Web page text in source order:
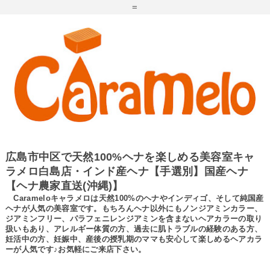
=
広島市中区で天然100%ヘナを楽しめる美容室キャ
ラメロ白島店・インド産ヘナ【手選別】国産ヘナ
【ヘナ農家直送(沖縄)】
Carameloキャラメロは天然100%のヘナやインディゴ、そして純国産
ヘナが人気の美容室です。もちろんヘナ以外にもノンジアミンカラー、
ジアミンフリー、パラフェニレンジアミンを含まないヘアカラーの取り
扱いもあり、アレルギー体質の方、過去に肌トラブルの経験のある方、
妊活中の方、妊娠中、産後の授乳期のママも安心して楽しめるヘアカラ
ーが人気です♪お気軽にご来店下さい。